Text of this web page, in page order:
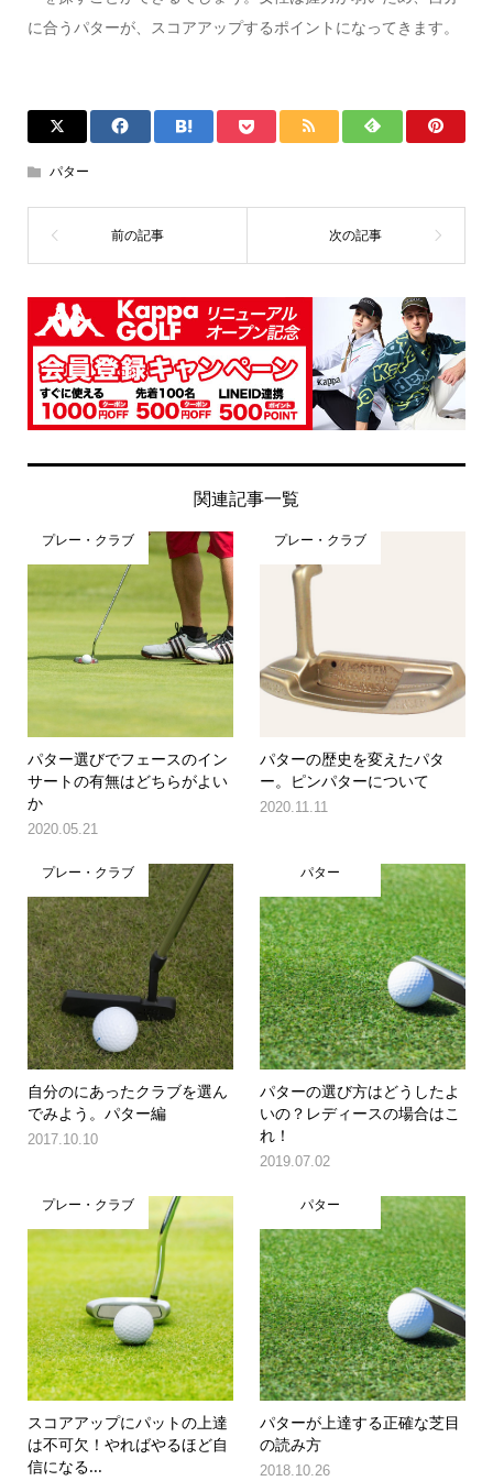
に合うパターが、スコアアップするポイントになってきます。
パター
関連記事一覧
プレー・クラブ
パター選びでフェースのイン
サートの有無はどちらがよい
か
2020.05.21
プレー・クラブ
パターの歴史を変えたパタ
ー。ピンパターについて
2020.11.11
プレー・クラブ
自分のにあったクラブを選ん
でみよう。パター編
2017.10.10
パター
パターの選び方はどうしたよ
いの？レディースの場合はこ
れ！
2019.07.02
プレー・クラブ
スコアアップにパットの上達
は不可欠！やればやるほど自
信になる...
パター
パターが上達する正確な芝目
の読み方
2018.10.26